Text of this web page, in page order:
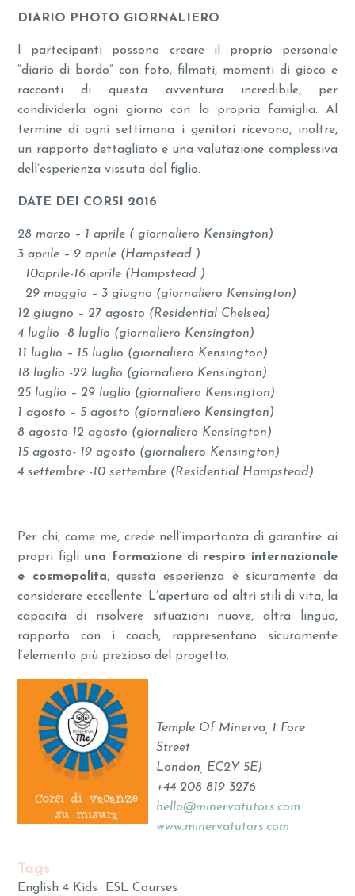
DIARIO PHOTO GIORNALIERO
I partecipanti possono creare il proprio personale
“diario di bordo” con foto, filmati, momenti di gioco e
racconti di questa avventura incredibile, per
condividerla ogni giorno con la propria famiglia. Al
termine di ogni settimana i genitori ricevono, inoltre,
un rapporto dettagliato e una valutazione complessiva
dell’esperienza vissuta dal figlio.
DATE DEI CORSI 2016
28 marzo – 1 aprile ( giornaliero Kensington)
3 aprile – 9 aprile (Hampstead )
10aprile-16 aprile (Hampstead )
29 maggio – 3 giugno (giornaliero Kensington)
12 giugno – 27 agosto (Residential Chelsea)
4 luglio -8 luglio (giornaliero Kensington)
11 luglio – 15 luglio (giornaliero Kensington)
18 luglio -22 luglio (giornaliero Kensington)
25 luglio – 29 luglio (giornaliero Kensington)
1 agosto – 5 agosto (giornaliero Kensington)
8 agosto-12 agosto (giornaliero Kensington)
15 agosto- 19 agosto (giornaliero Kensington)
4 settembre -10 settembre (Residential Hampstead)
Per chi, come me, crede nell’importanza di garantire ai
propri figli una formazione di respiro internazionale
e cosmopolita, questa esperienza è sicuramente da
considerare eccellente. L’apertura ad altri stili di vita, la
capacità di risolvere situazioni nuove, altra lingua,
rapporto con i coach, rappresentano sicuramente
l’elemento più prezioso del progetto.
Temple Of Minerva, 1 Fore
Street
London, EC2Y 5EJ
+44 208 819 3276
hello@minervatutors.com
www.minervatutors.com
Tags
English 4 Kids ESL Courses